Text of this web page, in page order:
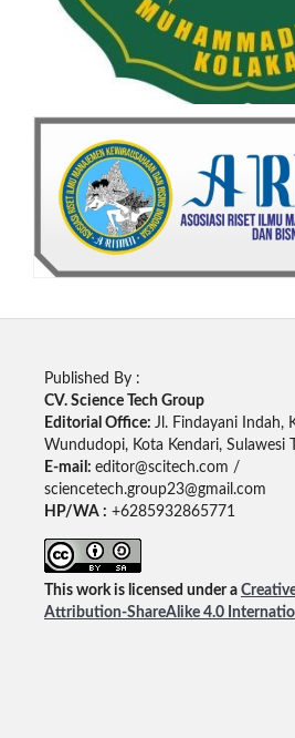
Published By :
CV. Science Tech Group
Editorial Office: Jl. Findayani Indah,
Wundudopi, Kota Kendari, Sulawesi
E-mail: editor@scitech.com /
sciencetech.group23@gmail.com
HP/WA : +6285932865771
This work is licensed under a
Attribution-ShareAlike 4.0